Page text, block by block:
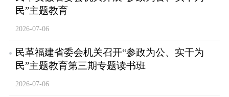
民”主题教育
2026-07-06
民革福建省委会机关召开“参政为公、实干为
民”主题教育第三期专题读书班
2026-07-06